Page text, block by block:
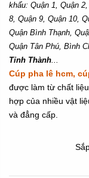
khẩu: Quận 1, Quận
8, Quận 9, Quận 10,
Quận Bình Thạnh,
Quận Tân Phú, Bình
Tỉnh Thành...
Cúp pha lê hcm,
được làm từ chất
hợp của nhiều vật
và đẳng cấp.